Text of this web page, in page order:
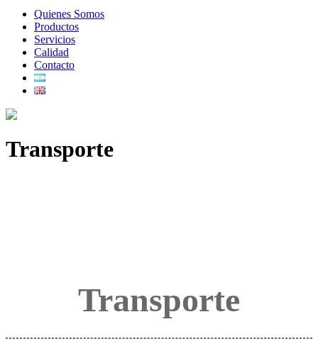
Quienes Somos
Productos
Servicios
Calidad
Contacto
Transporte
Transporte